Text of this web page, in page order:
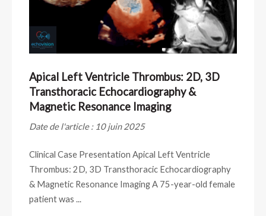
Apical Left Ventricle Thrombus: 2D, 3D
Transthoracic Echocardiography &
Magnetic Resonance Imaging
Date de l'article : 10 juin 2025
Clinical Case Presentation Apical Left Ventricle
Thrombus: 2D, 3D Transthoracic Echocardiography
& Magnetic Resonance Imaging A 75-year-old female
patient was ...